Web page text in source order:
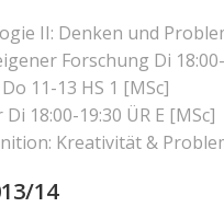
II: Denken und
Forschung Di
11-13 HS 1 [MSc]
18:00-19:30 ÜR E [MSc]
Kreativität &
14